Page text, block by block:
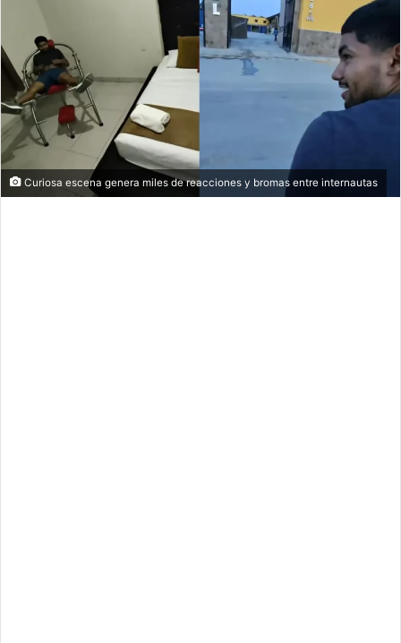
Curiosa escena genera miles de reacciones y bromas entre internautas